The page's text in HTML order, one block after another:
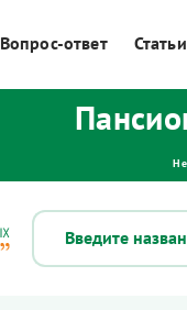
Вопрос-ответ Статьи
Не